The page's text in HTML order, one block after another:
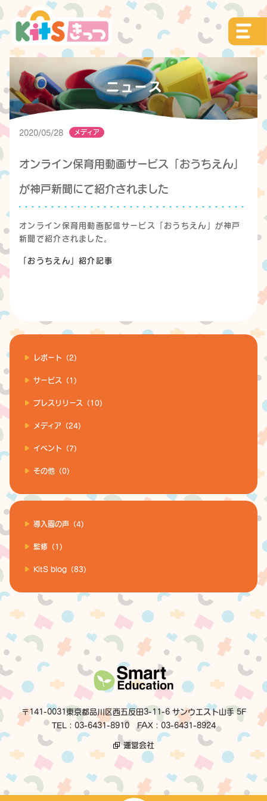
2020/05/28 メディア
オンライン保育用動画サービス「おうちえん」
が神戸新聞にて紹介されました
オンライン保育用動画配信サービス「おうちえん」が神戸
新聞で紹介されました。
「おうちえん」紹介記事
レポート（2)
サービス（1)
プレスリリース（10)
メディア（24)
イベント（7)
その他（0)
導入園の声（4)
監修（1)
KitS blog（83)
〒141-0031東京都品川区西五反田3-11-6 サンウエスト山手 5F
TEL：03-6431-8910 FAX：03-6431-8924
運営会社